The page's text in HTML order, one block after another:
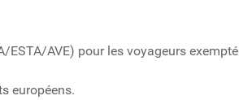
AVE) pour les voyageurs
européens.